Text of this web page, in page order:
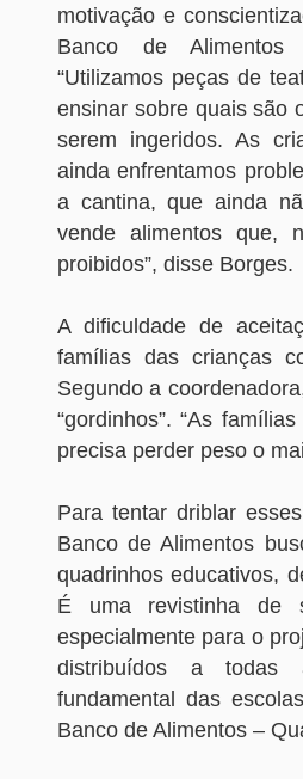
motivação e
Banco de Alimentos
“Utilizamos peças de
ensinar sobre quais são
serem ingeridos. As
ainda enfrentamos
a cantina, que ainda
vende alimentos que,
proibidos”, disse Borges.
A dificuldade de
famílias das crianças
Segundo a
“gordinhos”. “As
precisa perder peso o
Para tentar driblar
Banco de Alimentos
quadrinhos educativos,
É uma revistinha de
especialmente para o
distribuídos a todas
fundamental das
Banco de Alimentos –